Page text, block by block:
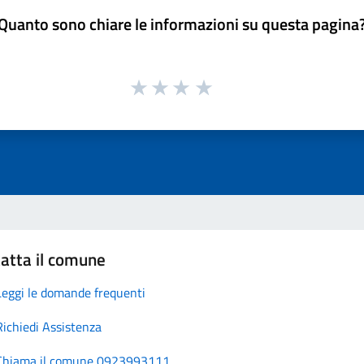
sono chiare le informazioni su questa
il comune
le domande frequenti
Assistenza